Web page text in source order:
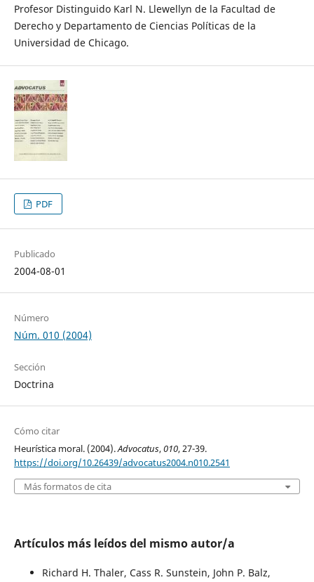
Profesor Distinguido Karl N. Llewellyn de la Facultad de
Derecho y Departamento de Ciencias Políticas de la
Universidad de Chicago.
PDF
Publicado
2004-08-01
Número
Núm. 010 (2004)
Sección
Doctrina
Cómo citar
Heurística moral. (2004).Advocatus,010, 27-39.
https://doi.org/10.26439/advocatus2004.n010.2541
Más formatos de cita
Artículos más leídos del mismo autor/a
Richard H. Thaler, Cass R. Sunstein, John P. Balz,